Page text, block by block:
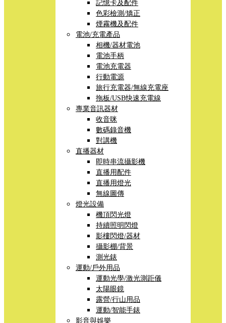
記憶卡及配件
色彩檢測/矯正
煙霧機及配件
電池/充電產品
相機/器材電池
電池手柄
電池充電器
行動電源
旅行充電器/無線充電座
拖板/USB快速充電線
專業音訊器材
收音咪
數碼錄音機
對講機
直播器材
即時串流攝影機
直播用配件
直播用燈光
無線圖傳
燈光設備
機頂閃光燈
持續照明閃燈
影樓閃燈/器材
攝影棚/背景
測光錶
運動/戶外用品
運動光學/激光測距儀
太陽眼鏡
露營/行山用品
運動/智能手錶
影音與娛樂